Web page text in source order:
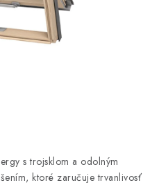
Obchodní podmínky
s trojsklom a odolným
ktoré zaručuje trvanlivosť